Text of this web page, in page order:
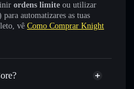
ordens limite ou utilizar
automatizares as tuas
vê Como Comprar Knight